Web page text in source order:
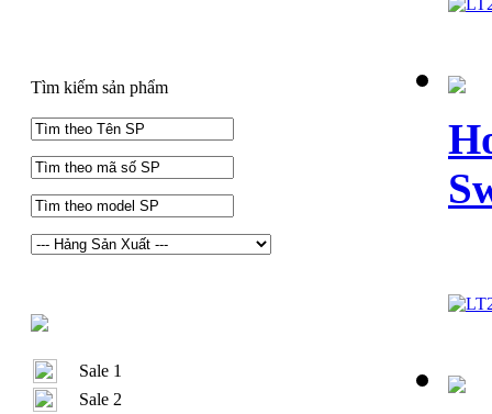
Tìm kiếm sản phẩm
Sale 1
Sale 2